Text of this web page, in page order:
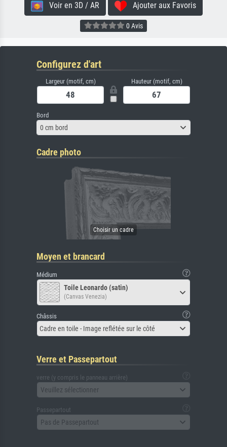
Voir en 3D / AR Ajouter aux Favoris
0 Avis
Configurez d'art
Largeur (motif, cm) Hauteur (motif, cm)
Bord
0 cm bord
Cadre photo
Moyen et brancard
Médium
Toile Leonardo (satin)
(Canvas Venezia)
Châssis
Cadre en toile - Image reflétée sur le côté
Verre et Passepartout
verre (y compris le panneau arrière)
Veuillez sélectionner
Passepartout
Pas de Passepartout